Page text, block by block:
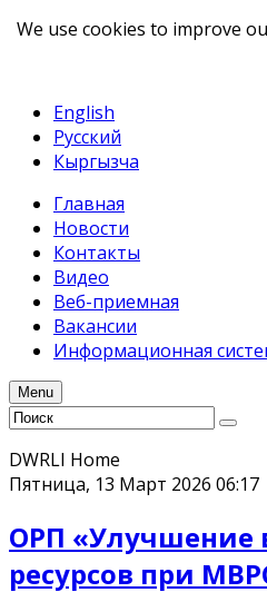
English
Русский
Кыргызча
Главная
Новости
Контакты
Видео
Веб-приемная
Вакансии
Информационная
Menu
DWRLI Home
Пятница, 13 Март 2026 06:17
ОРП «Улучшение
ресурсов при
We use cookies to improve